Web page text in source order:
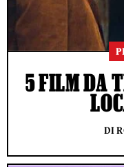
5 FILM DA
DI